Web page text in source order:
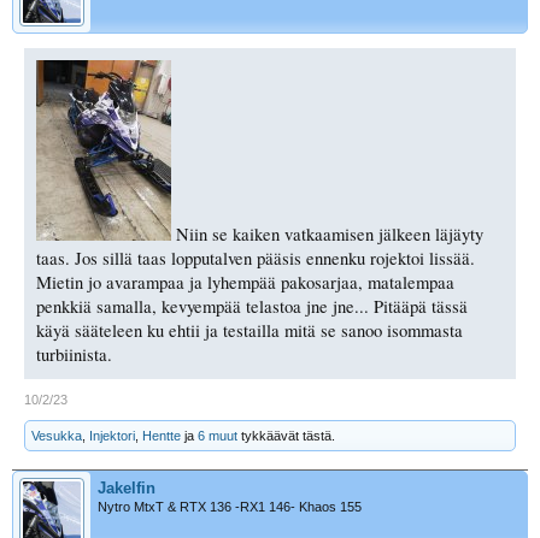
Niin se kaiken vatkaamisen jälkeen läjäyty
taas. Jos sillä taas lopputalven pääsis ennenku rojektoi lissää.
Mietin jo avarampaa ja lyhempää pakosarjaa, matalempaa
penkkiä samalla, kevyempää telastoa jne jne... Pitääpä tässä
käyä sääteleen ku ehtii ja testailla mitä se sanoo isommasta
turbiinista.
10/2/23
Vesukka, Injektori, Hentte ja 6 muut tykkäävät tästä.
Jakelfin
Nytro MtxT & RTX 136 -RX1 146- Khaos 155